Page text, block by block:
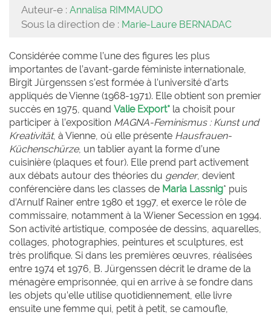
Auteur-e : Annalisa RIMMAUDO
Sous la direction de : Marie-Laure BERNADAC
Considérée comme l’une des figures les plus
importantes de l’avant-garde féministe internationale,
Birgit Jürgenssen s’est formée à l’université d’arts
appliqués de Vienne (1968-1971). Elle obtient son premier
succès en 1975, quand Valie Export* la choisit pour
participer à l’exposition MAGNA-Feminismus : Kunst und
Kreativität, à Vienne, où elle présente Hausfrauen-
Küchenschürze, un tablier ayant la forme d’une
cuisinière (plaques et four). Elle prend part activement
aux débats autour des théories du gender, devient
conférencière dans les classes de Maria Lassnig* puis
d’Arnulf Rainer entre 1980 et 1997, et exerce le rôle de
commissaire, notamment à la Wiener Secession en 1994.
Son activité artistique, composée de dessins, aquarelles,
collages, photographies, peintures et sculptures, est
très prolifique. Si dans les premières œuvres, réalisées
entre 1974 et 1976, B. Jürgenssen décrit le drame de la
ménagère emprisonnée, qui en arrive à se fondre dans
les objets qu’elle utilise quotidiennement, elle livre
ensuite une femme qui, petit à petit, se camoufle,